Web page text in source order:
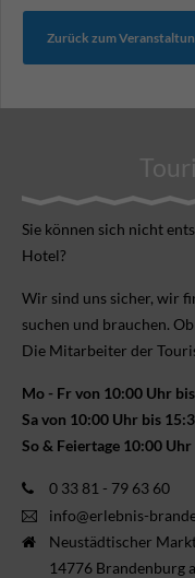
Zurück zum
Sie können sich nicht
Hotel?
Wir sind uns sicher, wir
suchen und brauchen.
Die Mitarbeiter der
Mo - Fr von 10:00 Uhr
Sa von 10:00 Uhr bis
So & Feiertage 10:00
0 33 81 - 79 63 60
info@erlebnis-
Neustädtischer
14776 Brandenburg